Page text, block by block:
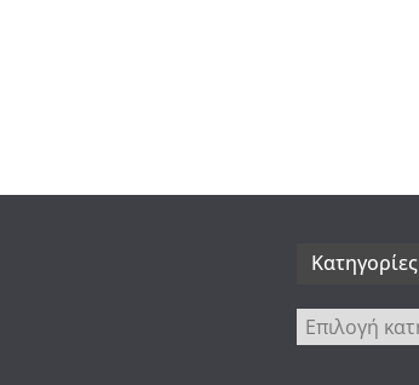
Kατηγορίες
Kατηγορίες